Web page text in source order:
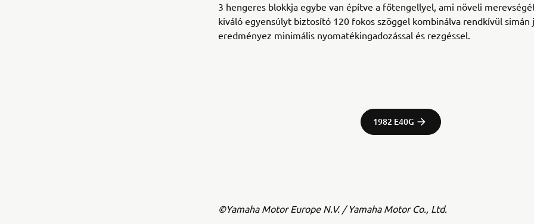
3 hengeres blokkja egybe van építve a főtengellyel, ami növeli
kiváló egyensúlyt biztosító 120 fokos szöggel kombinálva rendkívül
eredményez minimális nyomatékingadozással és rezgéssel.
1982 E40G
©Yamaha Motor Europe N.V. / Yamaha Motor Co., Ltd.